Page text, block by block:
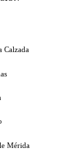
Calzada
Mérida